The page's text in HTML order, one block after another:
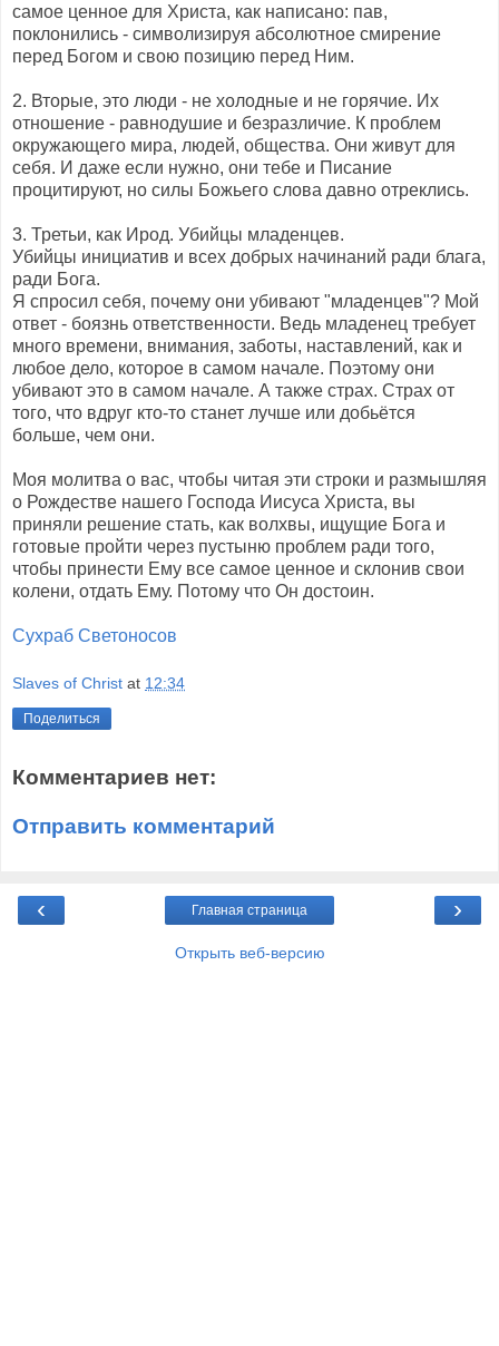
самое ценное для Христа, как написано: пав,
поклонились - символизируя абсолютное смирение
перед Богом и свою позицию перед Ним.
2. Вторые, это люди - не холодные и не горячие. Их
отношение - равнодушие и безразличие. К проблем
окружающего мира, людей, общества. Они живут для
себя. И даже если нужно, они тебе и Писание
процитируют, но силы Божьего слова давно отреклись.
3. Третьи, как Ирод. Убийцы младенцев.
Убийцы инициатив и всех добрых начинаний ради блага,
ради Бога.
Я спросил себя, почему они убивают "младенцев"? Мой
ответ - боязнь ответственности. Ведь младенец требует
много времени, внимания, заботы, наставлений, как и
любое дело, которое в самом начале. Поэтому они
убивают это в самом начале. А также страх. Страх от
того, что вдруг кто-то станет лучше или добьётся
больше, чем они.
Моя молитва о вас, чтобы читая эти строки и размышляя
о Рождестве нашего Господа Иисуса Христа, вы
приняли решение стать, как волхвы, ищущие Бога и
готовые пройти через пустыню проблем ради того,
чтобы принести Ему все самое ценное и склонив свои
колени, отдать Ему. Потому что Он достоин.
Сухраб Светоносов
Slaves of Christ at 12:34
Поделиться
Комментариев нет:
Отправить комментарий
‹ ›
Главная страница
Открыть веб-версию